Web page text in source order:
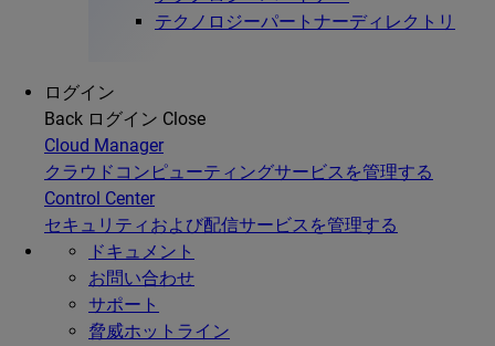
テクノロジーパートナーディレクトリ
ログイン
Back ログイン Close
Cloud Manager
クラウドコンピューティングサービスを管理する
Control Center
セキュリティおよび配信サービスを管理する
ドキュメント
お問い合わせ
サポート
脅威ホットライン